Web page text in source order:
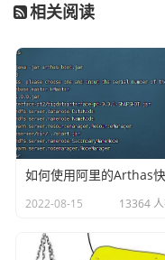
登录访问
本站用户 免费查看
登录账号
您未登录，请登录
真正的成长, 源于
相关阅读
2022-08-15 13364